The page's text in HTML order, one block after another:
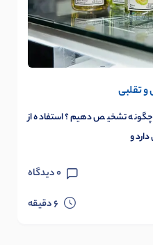
تقلبی
چگونه تشخیص دهیم؟ استفاده از
و
0دیدگاه
6دقیقه